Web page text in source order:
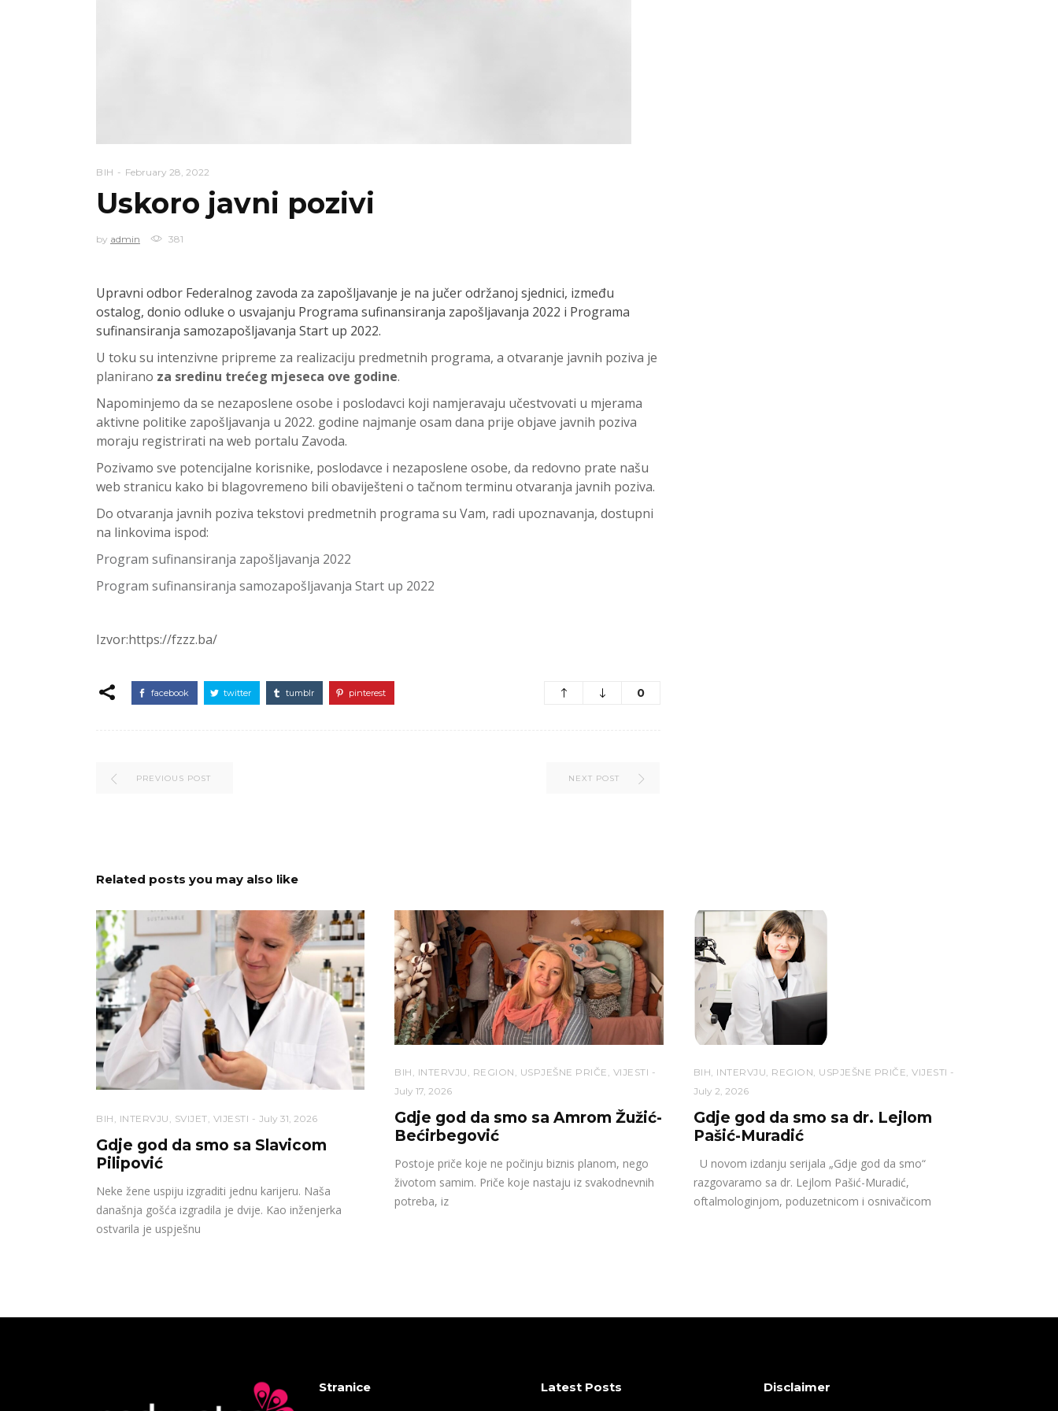
BIH February 28, 2022
Uskoro javni pozivi
by admin 381
Upravni odbor Federalnog zavoda za zapošljavanje je na jučer održanoj sjednici, između
ostalog, donio odluke o usvajanju Programa sufinansiranja zapošljavanja 2022 i Programa
sufinansiranja samozapošljavanja Start up 2022.
U toku su intenzivne pripreme za realizaciju predmetnih programa, a otvaranje javnih poziva je
planirano za sredinu trećeg mjeseca ove godine.
Napominjemo da se nezaposlene osobe i poslodavci koji namjeravaju učestvovati u mjerama
aktivne politike zapošljavanja u 2022. godine najmanje osam dana prije objave javnih poziva
moraju registrirati na web portalu Zavoda.
Pozivamo sve potencijalne korisnike, poslodavce i nezaposlene osobe, da redovno prate našu
web stranicu kako bi blagovremeno bili obaviješteni o tačnom terminu otvaranja javnih poziva.
Do otvaranja javnih poziva tekstovi predmetnih programa su Vam, radi upoznavanja, dostupni
na linkovima ispod:
Program sufinansiranja zapošljavanja 2022
Program sufinansiranja samozapošljavanja Start up 2022
Izvor:https://fzzz.ba/
facebook twitter tumblr pinterest 0
PREVIOUS POST NEXT POST
Related posts you may also like
BIH INTERVJU SVIJET VIJESTI July 31, 2026
Gdje god da smo sa Slavicom
Pilipović
Neke žene uspiju izgraditi jednu karijeru. Naša
današnja gošća izgradila je dvije. Kao inženjerka
ostvarila je uspješnu
BIH INTERVJU REGION USPJEŠNE PRIČE VIJESTI
July 17, 2026
Gdje god da smo sa Amrom Žužić-
Bećirbegović
Postoje priče koje ne počinju biznis planom, nego
životom samim. Priče koje nastaju iz svakodnevnih
potreba, iz
BIH, INTERVJU, REGION, USPJEŠNE PRIČE,VIJESTI
July 2, 2026
Gdje god da smo sa dr. Lejlom
Pašić-Muradić
U novom izdanju serijala „Gdje god da smo“
razgovaramo sa dr. Lejlom Pašić-Muradić,
oftalmologinjom, poduzetnicom i osnivačicom
Stranice Latest Posts Disclaimer